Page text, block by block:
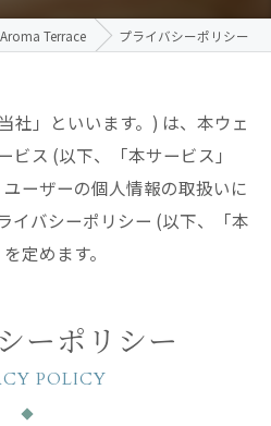
Terrace プライバシーポリシー
社」といいます。) は、本ウェ
ビス (以下、「本サービス」
ーザーの個人情報の取扱いに
イバシーポリシー (以下、「本
定めます。
ーポリシー
POLICY